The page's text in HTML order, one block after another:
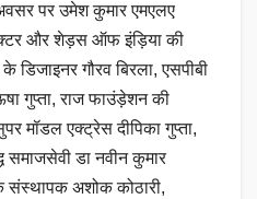
पर उमेश कुमार एमएलए
एक्टर और शेड़स ऑफ इंड़िया की
डिजाइनर गौरव बिरला, एसपीबी
गुप्ता, राज फाउंड़ेशन की
मॉडल एक्ट्रेस दीपिका गुप्ता,
समाजसेवी डा नवीन कुमार
संस्थापक अशोक कोठारी,